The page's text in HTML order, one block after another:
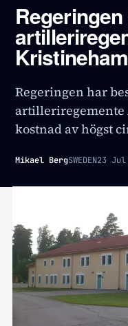
Regeringen har
artilleriregemente
kostnad av högst
Mikael BergSWEDEN23 Jul